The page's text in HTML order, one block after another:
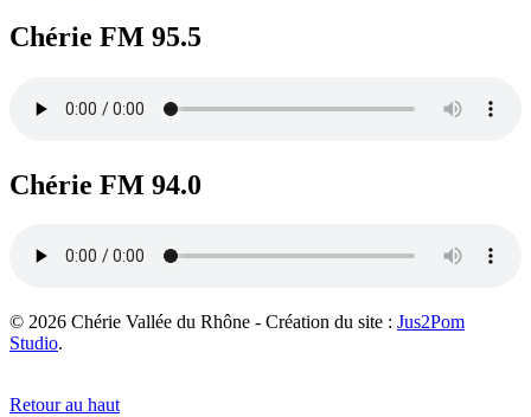
Chérie FM 95.5
Chérie FM 94.0
© 2026 Chérie Vallée du Rhône - Création du site : Jus2Pom
Studio.
Retour au haut